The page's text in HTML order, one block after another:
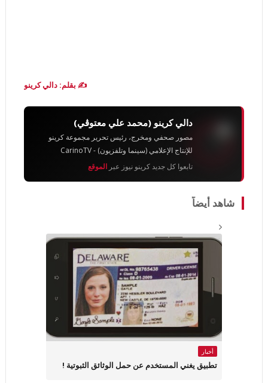
✍️ بقلم: دالي كرينو
دالي كرينو (محمد علي معتوڨي)
مصور صحفي ومخرج، رئيس تحرير مجموعة كرينو
للإنتاج الإعلامي (سينما وتلفزيون) - CarinoTV
تابعوا كل جديد كرينو نيوز عبر الموقع
شاهد أيضاً
أخبار
تطبيق يغني المستخدم عن حمل الوثائق الثبوتية !